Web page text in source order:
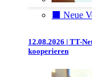
⬛️ Neue
12.08.2026 | TT-
kooperieren